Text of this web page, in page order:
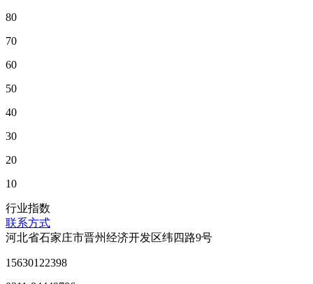
80
70
60
50
40
30
20
10
行业指数
联系方式
河北省石家庄市晋州经济开发区纬四路9号
15630122398